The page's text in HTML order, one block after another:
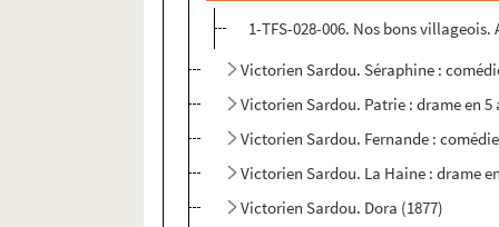
1-TFS-028-006. Nos bons
Victorien Sardou. Séraphine :
Victorien Sardou. Patrie : drame en 5
Victorien Sardou. Fernande :
Victorien Sardou. La Haine : drame
Victorien Sardou. Dora (1877)